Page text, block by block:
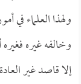
ولهذا العلماء في
وخالفه غيره
إلا قاصد غير